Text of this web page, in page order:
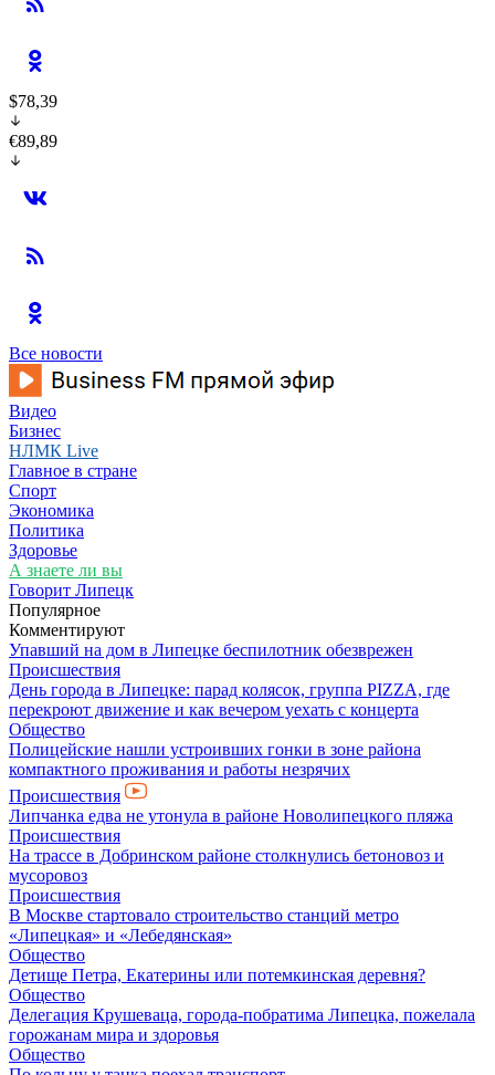
$78,39
€89,89
Все новости
Видео
Бизнес
НЛМК Live
Главное в стране
Спорт
Экономика
Политика
Здоровье
А знаете ли вы
Говорит Липецк
Популярное
Комментируют
Упавший на дом в Липецке беспилотник обезврежен
Происшествия
День города в Липецке: парад колясок, группа PIZZA, где
перекроют движение и как вечером уехать с концерта
Общество
Полицейские нашли устроивших гонки в зоне района
компактного проживания и работы незрячих
Происшествия
Липчанка едва не утонула в районе Новолипецкого пляжа
Происшествия
На трассе в Добринском районе столкнулись бетоновоз и
мусоровоз
Происшествия
В Москве стартовало строительство станций метро
«Липецкая» и «Лебедянская»
Общество
Детище Петра, Екатерины или потемкинская деревня?
Общество
Делегация Крушеваца, города-побратима Липецка, пожелала
горожанам мира и здоровья
Общество